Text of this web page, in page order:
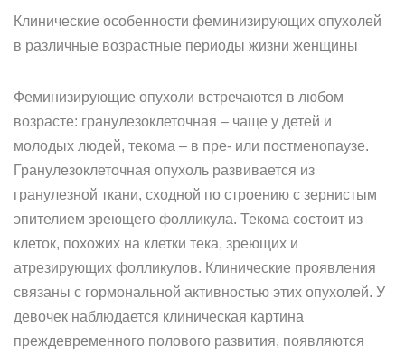
Клинические особенности феминизирующих опухолей
в различные возрастные периоды жизни женщины
Феминизирующие опухоли встречаются в любом
возрасте: гранулезок­леточная – чаще у детей и
молодых людей, текома – в пре- или пост­менопаузе.
Гранулезоклеточная опухоль развивается из
гранулезной ткани, сходной по строению с зернистым
эпителием зреющего фолликула. Текома состоит из
клеток, похожих на клетки тека, зреющих и
атрезирующих фолликулов. Клинические проявления
связаны с гормональной активностью этих опухолей. У
девочек наблюдается кли­ническая картина
преждевременного полового развития, появляются